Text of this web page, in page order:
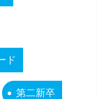
ド
第二新卒